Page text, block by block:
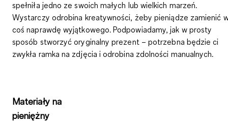
spełniła jedno ze swoich małych lub wielkich marzeń.
Wystarczy odrobina kreatywności, żeby pieniądze zamienić
coś naprawdę wyjątkowego. Podpowiadamy, jak w prosty
sposób stworzyć oryginalny prezent – potrzebna będzie ci
zwykła ramka na zdjęcia i odrobina zdolności manualnych.
Materiały na
pieniężny